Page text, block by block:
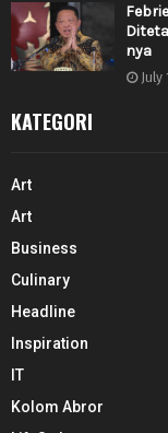
nya
July
KATEGORI
Art
Art
Business
Culinary
Headline
Inspiration
IT
Kolom Abror